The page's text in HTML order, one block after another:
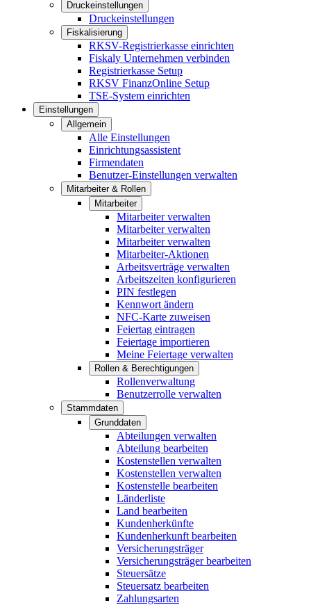
Druckeinstellungen
Druckeinstellungen
Fiskalisierung
RKSV-Registrierkasse einrichten
Fiskaly Unternehmen verbinden
Registrierkasse Setup
RKSV FinanzOnline Setup
TSE-System einrichten
Einstellungen
Allgemein
Alle Einstellungen
Einrichtungsassistent
Firmendaten
Benutzer-Einstellungen verwalten
Mitarbeiter & Rollen
Mitarbeiter
Mitarbeiter verwalten
Mitarbeiter verwalten
Mitarbeiter verwalten
Mitarbeiter-Aktionen
Arbeitsverträge verwalten
Arbeitszeiten konfigurieren
PIN festlegen
Kennwort ändern
NFC-Karte zuweisen
Feiertag eintragen
Feiertage importieren
Meine Feiertage verwalten
Rollen & Berechtigungen
Rollenverwaltung
Benutzerrolle verwalten
Stammdaten
Grunddaten
Abteilungen verwalten
Abteilung bearbeiten
Kostenstellen verwalten
Kostenstellen verwalten
Kostenstelle bearbeiten
Länderliste
Land bearbeiten
Kundenherkünfte
Kundenherkunft bearbeiten
Versicherungsträger
Versicherungsträger bearbeiten
Steuersätze
Steuersatz bearbeiten
Zahlungsarten